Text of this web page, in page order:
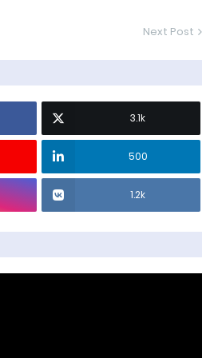
Next Post
3.1k
500
1.2k